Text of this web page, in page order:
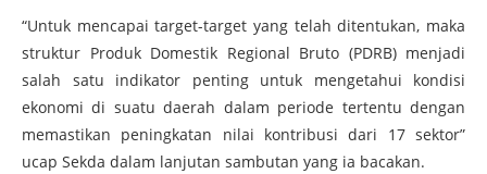
“Untuk mencapai target-target yang telah ditentukan, maka
struktur Produk Domestik Regional Bruto (PDRB) menjadi
salah satu indikator penting untuk mengetahui kondisi
ekonomi di suatu daerah dalam periode tertentu dengan
memastikan peningkatan nilai kontribusi dari 17 sektor”
ucap Sekda dalam lanjutan sambutan yang ia bacakan.